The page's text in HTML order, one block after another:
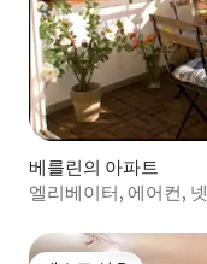
베를린의 아파트
엘리베이터, 에어컨,